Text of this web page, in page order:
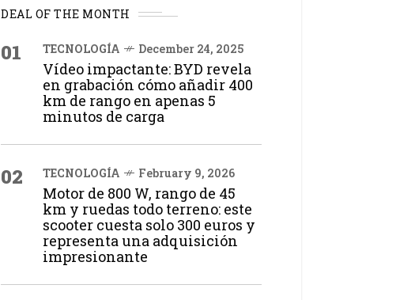
DEAL OF THE MONTH
01 TECNOLOGÍA December 24, 2025
Vídeo impactante: BYD revela
en grabación cómo añadir 400
km de rango en apenas 5
minutos de carga
02 TECNOLOGÍA February 9, 2026
Motor de 800 W, rango de 45
km y ruedas todo terreno: este
scooter cuesta solo 300 euros y
representa una adquisición
impresionante